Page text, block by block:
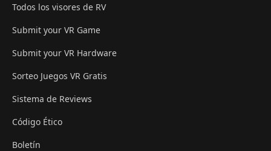
Todos los visores de RV
Submit your VR Game
Submit your VR Hardware
Sorteo Juegos VR Gratis
Sistema de Reviews
Código Ético
Boletín